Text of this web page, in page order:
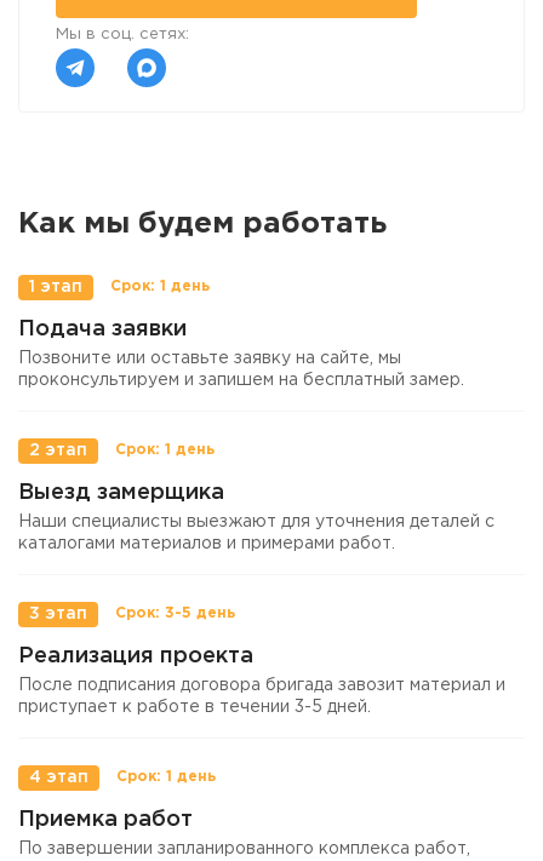
Мы в соц. сетях:
Как мы будем работать
1 этап
Подача заявки
Позвоните или оставьте заявку на сайте, мы
проконсультируем и запишем на бесплатный замер.
2 этап
Выезд замерщика
Наши специалисты выезжают для уточнения деталей с
каталогами материалов и примерами работ.
3 этап
Реализация проекта
После подписания договора бригада завозит материал и
приступает к работе в течении 3-5 дней.
4 этап
Приемка работ
По завершении запланированного комплекса работ,